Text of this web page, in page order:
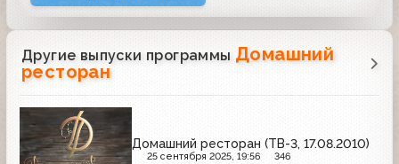
Другие выпуски программы Домашний
ресторан
Домашний ресторан (ТВ-3, 17.08.2010)
25 сентября 2025, 19:56 346